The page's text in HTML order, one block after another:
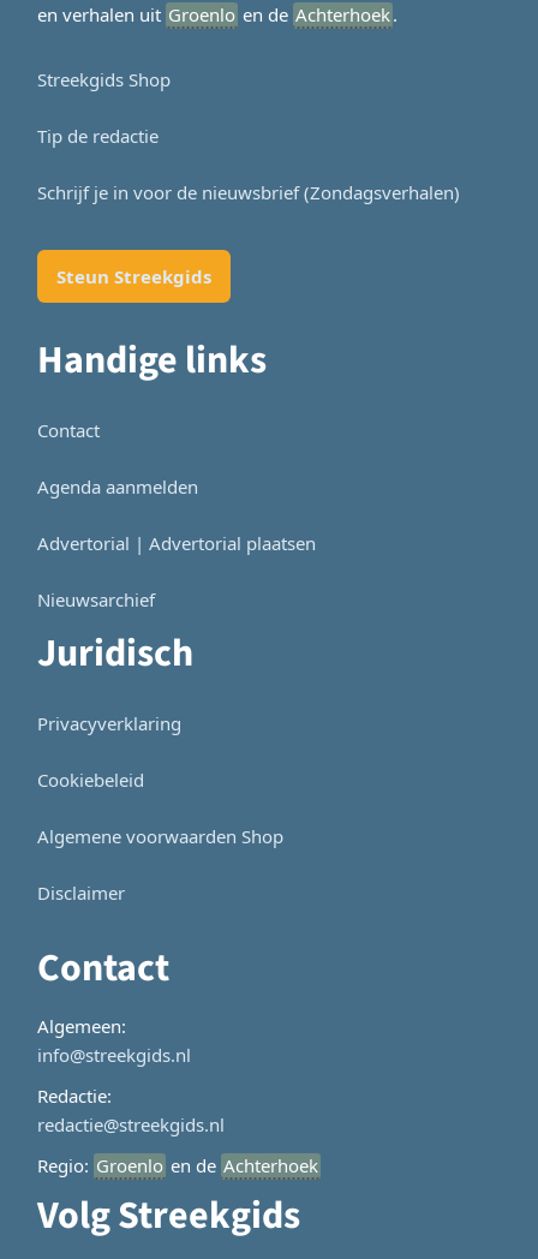
en verhalen uit Groenlo en de Achterhoek.
Streekgids Shop
Tip de redactie
Schrijf je in voor de nieuwsbrief (Zondagsverhalen)
Steun Streekgids
Handige links
Contact
Agenda aanmelden
Advertorial | Advertorial plaatsen
Nieuwsarchief
Juridisch
Privacyverklaring
Cookiebeleid
Algemene voorwaarden Shop
Disclaimer
Contact
Algemeen:
info@streekgids.nl
Redactie:
redactie@streekgids.nl
Regio: Groenlo en de Achterhoek
Volg Streekgids